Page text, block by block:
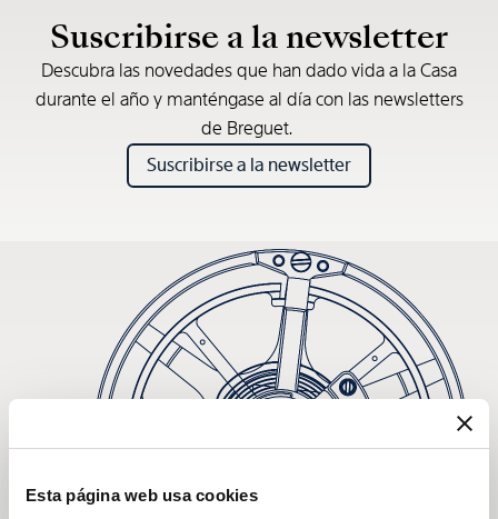
Esta página web usa cookies
Suscribirse a la newsletter
Descubra las novedades que han dado vida a la Casa
durante el año y manténgase al día con las newsletters
de Breguet.
Suscribirse a la newsletter